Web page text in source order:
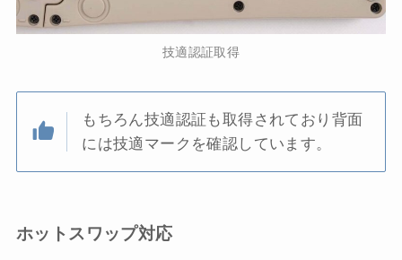
技適認証取得
もちろん技適認証も取得されており背面
には技適マークを確認しています。
ホットスワップ対応